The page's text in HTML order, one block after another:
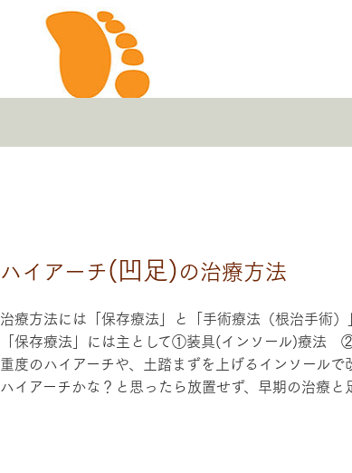
ハイアーチ(凹足)の治療方法
治療方法には「保存療法」と「手術療法（根治手術）
「保存療法」には主として①装具(インソール)療
重度のハイアーチや、土踏まずを上げるインソール
ハイアーチかな？と思ったら放置せず、早期の治療と